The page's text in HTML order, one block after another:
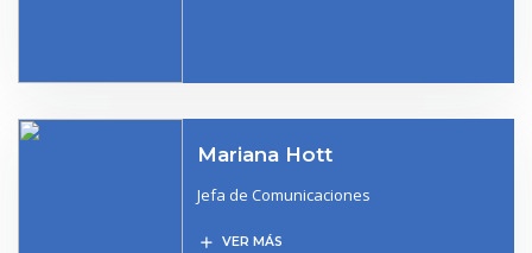
Mariana Hott
Jefa de Comunicaciones
add VER MÁS